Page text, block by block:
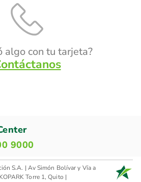
algo con tu tarjeta?
9000
S.A. | Av Simón Bolívar y Vía a
Torre 1, Quito |